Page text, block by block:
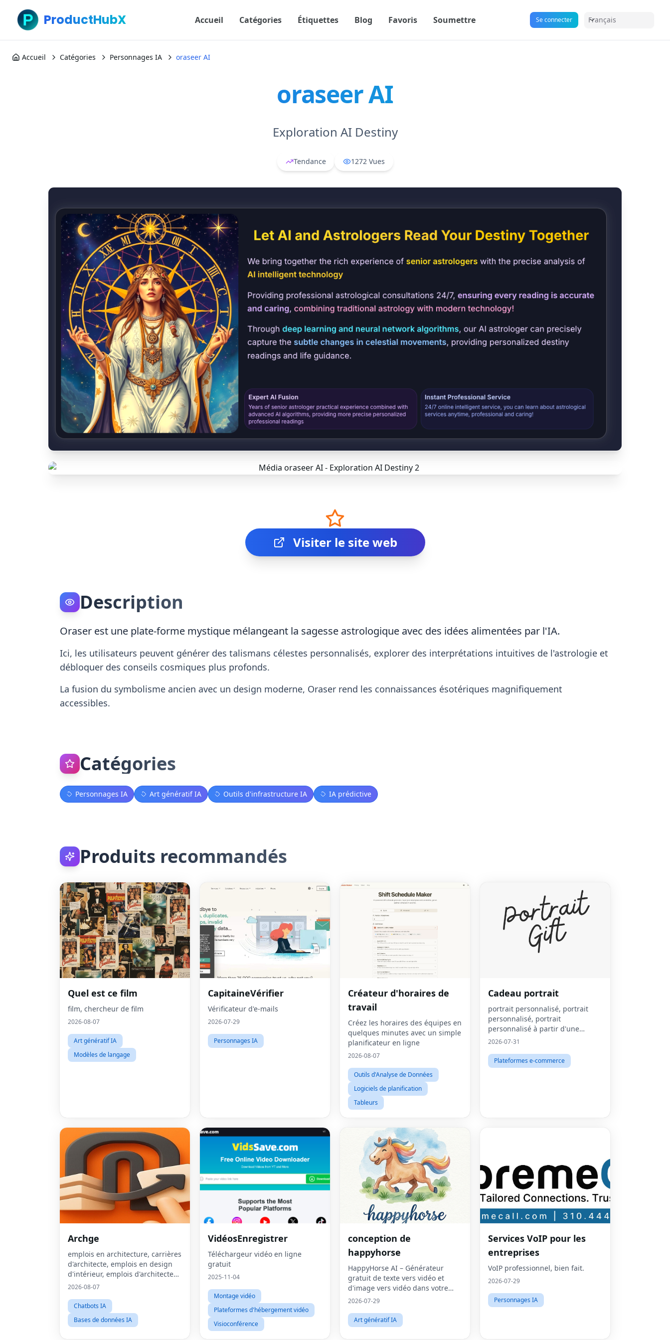
ProductHubX Accueil Catégories Étiquettes Blog Favoris Soumettre Se connecter Français
Accueil Catégories Personnages IA oraseer AI
oraseer AI
Exploration AI Destiny
Tendance 1272 Vues
Visiter le site web
Description
Oraser est une plate-forme mystique mélangeant la sagesse astrologique avec des idées alimentées par l'IA.
Ici, les utilisateurs peuvent générer des talismans célestes personnalisés, explorer des interprétations intuitives de l'astrologie et
débloquer des conseils cosmiques plus profonds.
La fusion du symbolisme ancien avec un design moderne, Oraser rend les connaissances ésotériques magnifiquement
accessibles.
Catégories
Personnages IA Art génératif IA Outils d'infrastructure IA IA prédictive
Produits recommandés
Quel est ce film
film, chercheur de film
2026-08-07
Art génératif IA
Modèles de langage
CapitaineVérifier
Vérificateur d'e-mails
2026-07-29
Personnages IA
Créateur d'horaires de
travail
Créez les horaires des équipes en
quelques minutes avec un simple
planificateur en ligne
2026-08-07
Outils d'Analyse de Données
Logiciels de planification
Tableurs
Cadeau portrait
portrait personnalisé, portrait
personnalisé, portrait
personnalisé à partir d'une
photo, cadeau personnalisé,
personnalisée, portrait à partir
d'une photo, art mural per
2026-07-31
Plateformes e-commerce
Archge
emplois en architecture, carrières
d'architecte, emplois en design
d'intérieur, emplois d'architecte
paysagiste, emplois BIM,
emplois de consultant en
développemen
2026-08-07
Chatbots IA
Bases de données IA
VidéosEnregistrer
Téléchargeur vidéo en ligne
gratuit
2025-11-04
Montage vidéo
Plateformes d'hébergement vidéo
Visioconférence
conception de
happyhorse
HappyHorse AI – Générateur
gratuit de texte vers vidéo et
d'image vers vidéo dans votre
navigateur
2026-07-29
Art génératif IA
Services VoIP pour les
entreprises
VoIP professionnel, bien fait.
2026-07-29
Personnages IA